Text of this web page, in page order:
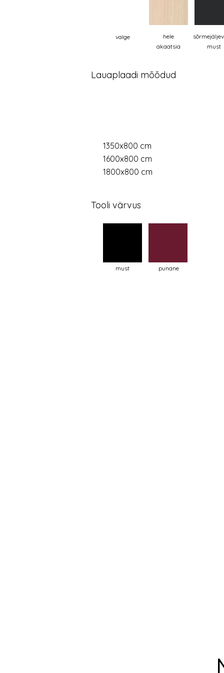
valge
hele
akaatsia
must
Lauaplaadi mõõdud
1350x800 cm
1600x800 cm
1800x800 cm
Tooli värvus
must punane